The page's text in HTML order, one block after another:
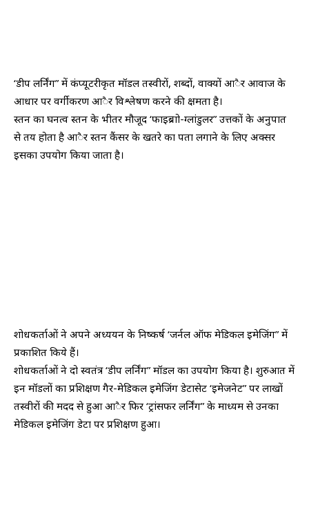
‘डीप लर्निंग” में कंप्यूटरीकृत मॉडल तस्वीरों, शब्दों, वाक्यों आैर आवाज के
आधार पर वर्गीकरण आैर विश्लेषण करने की क्षमता है।
स्तन का घनत्व स्तन के भीतर मौजूद ‘फाइब्राो-ग्लांडुलर” उत्तकों के अनुपात
से तय होता है आैर स्तन कैंसर के खतरे का पता लगाने के लिए अक्सर
इसका उपयोग किया जाता है।
शोधकर्ताओं ने अपने अध्ययन के निष्कर्ष ‘जर्नल ऑफ मेडिकल इमेजिंग” में
प्रकाशित किये हैं।
शोधकर्ताओं ने दो स्वतंत्र ‘डीप लर्निंग” मॉडल का उपयोग किया है। शुरुआत में
इन मॉडलों का प्रशिक्षण गैर-मेडिकल इमेजिंग डेटासेट ‘इमेजनेट” पर लाखों
तस्वीरों की मदद से हुआ आैर फिर ‘ट्रांसफर लर्निंग” के माध्यम से उनका
मेडिकल इमेजिंग डेटा पर प्रशिक्षण हुआ।